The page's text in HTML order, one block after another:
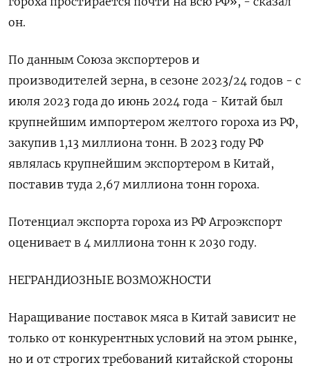
он.
По данным Союза экспортеров и
производителей зерна, в сезоне 2023/24 годов - с
июля 2023 года до июнь 2024 года - Китай был
крупнейшим импортером желтого гороха из РФ,
закупив 1,13 миллиона тонн. В 2023 году РФ
являлась крупнейшим экспортером в Китай,
поставив туда 2,67 миллиона тонн гороха.
Потенциал экспорта гороха из РФ Агроэкспорт
оценивает в 4 миллиона тонн к 2030 году.
НЕГРАНДИОЗНЫЕ ВОЗМОЖНОСТИ
Наращивание поставок мяса в Китай зависит не
только от конкурентных условий на этом рынке,
но и от строгих требований китайской стороны